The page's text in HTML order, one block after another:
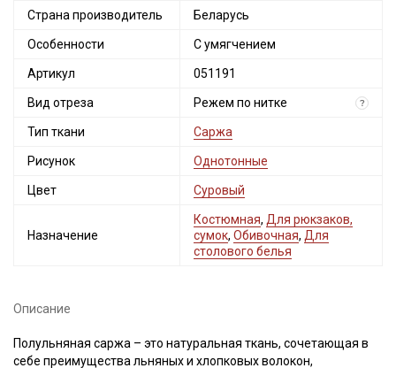
Страна производитель Беларусь
Особенности С умягчением
Артикул 051191
Вид отреза Режем по нитке ?
Тип ткани Саржа
Рисунок Однотонные
Цвет Суровый
Назначение
Костюмная, Для рюкзаков,
сумок, Обивочная, Для
столового белья
Описание
Полульняная саржа – это натуральная ткань, сочетающая в
себе преимущества льняных и хлопковых волокон,